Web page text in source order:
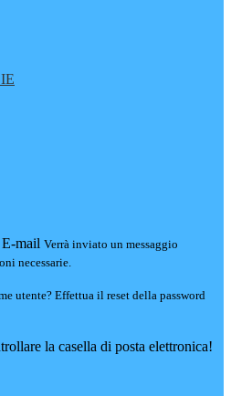
E-mail Verrà inviato un messaggio
necessarie.
utente? Effettua il reset della password
la casella di posta elettronica!